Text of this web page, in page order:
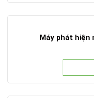
Máy phát hiện